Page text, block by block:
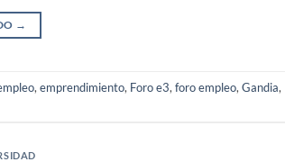
→
, emprendimiento, Foro e3, foro empleo, Gandia,